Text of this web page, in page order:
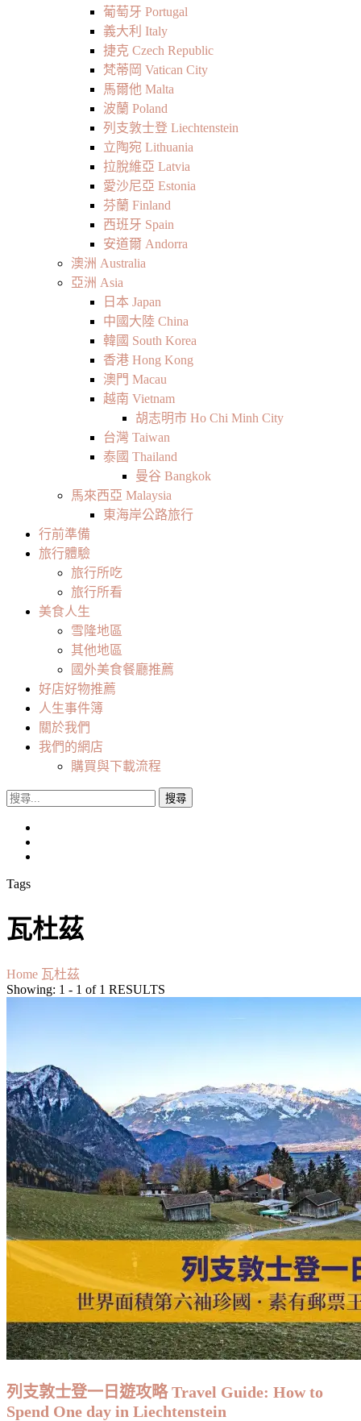
葡萄牙 Portugal
義大利 Italy
捷克 Czech Republic
梵蒂岡 Vatican City
馬爾他 Malta
波蘭 Poland
列支敦士登 Liechtenstein
立陶宛 Lithuania
拉脫維亞 Latvia
愛沙尼亞 Estonia
芬蘭 Finland
西班牙 Spain
安道爾 Andorra
澳洲 Australia
亞洲 Asia
日本 Japan
中國大陸 China
韓國 South Korea
香港 Hong Kong
澳門 Macau
越南 Vietnam
胡志明市 Ho Chi Minh City
台灣 Taiwan
泰國 Thailand
曼谷 Bangkok
馬來西亞 Malaysia
東海岸公路旅行
行前準備
旅行體驗
旅行所吃
旅行所看
美食人生
雪隆地區
其他地區
國外美食餐廳推薦
好店好物推薦
人生事件簿
關於我們
我們的網店
購買與下載流程
搜
Tags
瓦杜茲
Home 瓦杜茲
Showing: 1 - 1 of 1 RESULTS
列支敦士登一日遊攻略 Travel Guide: How to
Spend One day in Liechtenstein